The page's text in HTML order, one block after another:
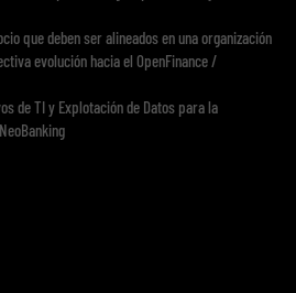
que deben ser alineados en una organización
evolución hacia el OpenFinance /
de TI y Explotación de Datos para la